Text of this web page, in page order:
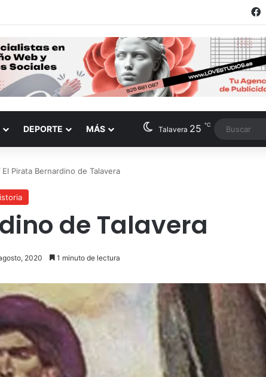
DEPORTE MÁS Talavera 25 ℃
El Pirata Bernardino de Talavera
de Talavera
2020 1 minuto de lectura